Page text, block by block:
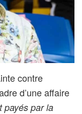
contre
d’une affaire
payés par la